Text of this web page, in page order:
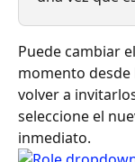
Puede cambiar
momento desde
volver a
seleccione el
inmediato.